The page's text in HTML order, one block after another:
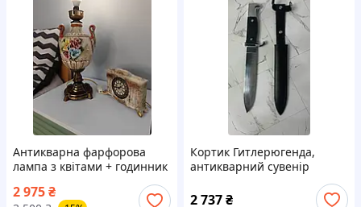
Антикварна фарфорова
лампа з квітами + годинник
у стилі бароко, Італія, 1950-
ті
2 975₴
Кортик Гитлерюгенда,
антикварний сувенір
2 737₴